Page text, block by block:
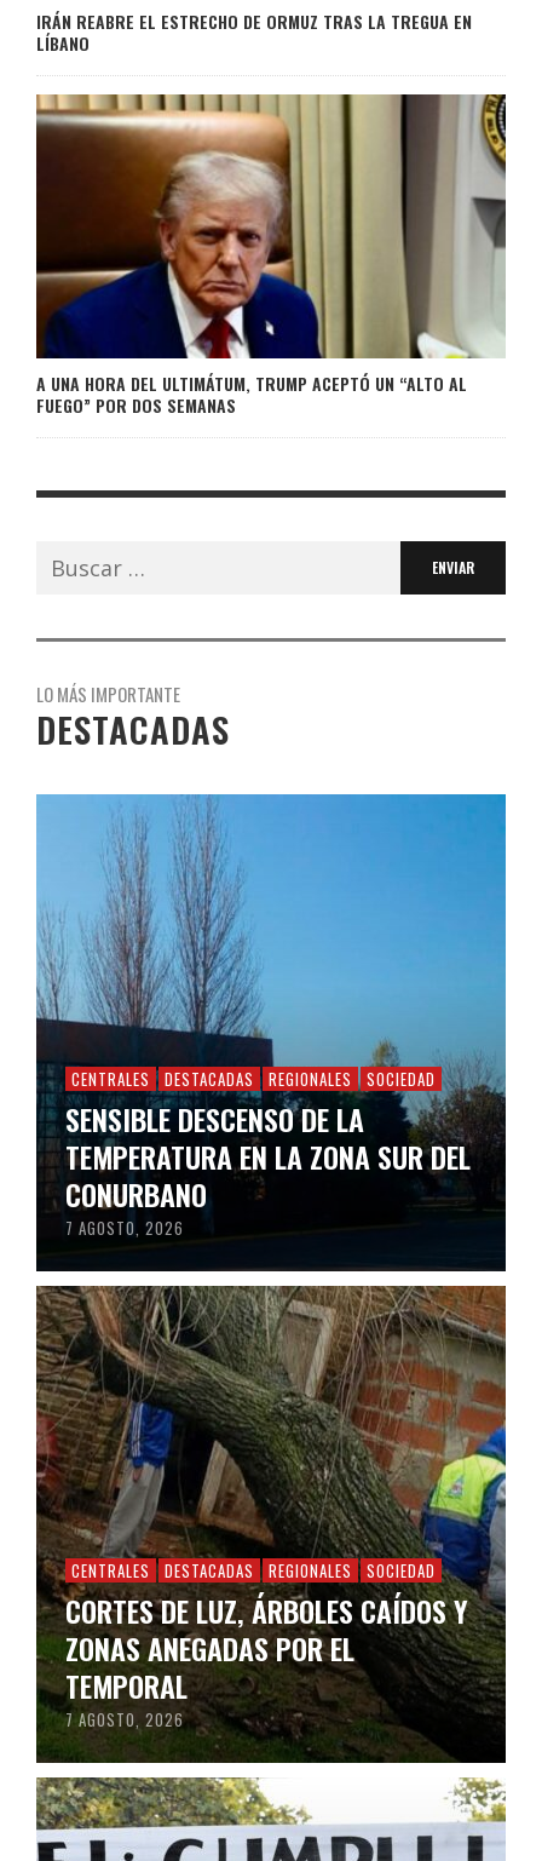
IRÁN REABRE EL ESTRECHO DE ORMUZ TRAS LA TREGUA EN
LÍBANO
A UNA HORA DEL ULTIMÁTUM, TRUMP ACEPTÓ UN “ALTO AL
FUEGO” POR DOS SEMANAS
Buscar:
LO MÁS IMPORTANTE
DESTACADAS
CENTRALES DESTACADAS REGIONALES SOCIEDAD
SENSIBLE DESCENSO DE LA
TEMPERATURA EN LA ZONA SUR DEL
CONURBANO
7 AGOSTO, 2026
CENTRALES DESTACADAS REGIONALES SOCIEDAD
CORTES DE LUZ, ÁRBOLES CAÍDOS Y
ZONAS ANEGADAS POR EL
TEMPORAL
7 AGOSTO, 2026